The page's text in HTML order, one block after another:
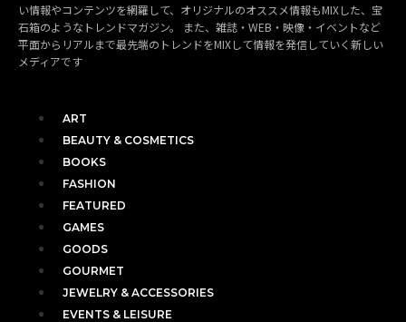
い情報やコンテンツを網羅して、オリジナルのオススメ情報もMIXした、宝
石箱のようなトレンドマガジン。 また、雑誌・WEB・映像・イベントなど
平面からリアルまで最先端のトレンドをMIXして情報を発信していく新しい
メディアです
ART
BEAUTY & COSMETICS
BOOKS
FASHION
FEATURED
GAMES
GOODS
GOURMET
JEWELRY & ACCESSORIES
EVENTS & LEISURE